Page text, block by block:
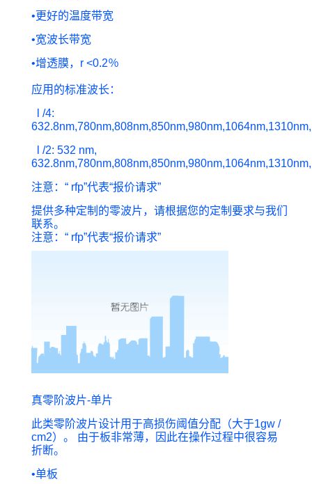
•更好的温度带宽
•宽波长带宽
•增透膜，r <0.2％
应用的标准波长：
l /4:
l /2: 532 nm,
注意：“ rfp”代表“报价请求”
提供多种定制的零波片，请根据您的定制要求与我们
联系。
注意：“ rfp”代表“报价请求”
真零阶波片-单片
此类零阶波片设计用于高损伤阈值分配（大于1gw /
cm2）。 由于板非常薄，因此在操作过程中很容易
折断。
•单板